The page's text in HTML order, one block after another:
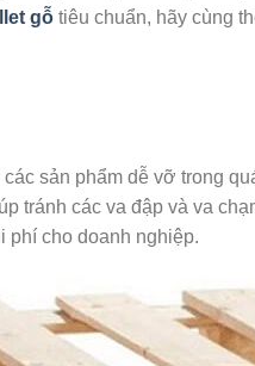
gỗ tiêu chuẩn, hãy cùng
sản phẩm dễ vỡ trong
tránh các va đập và va
phí cho doanh nghiệp.